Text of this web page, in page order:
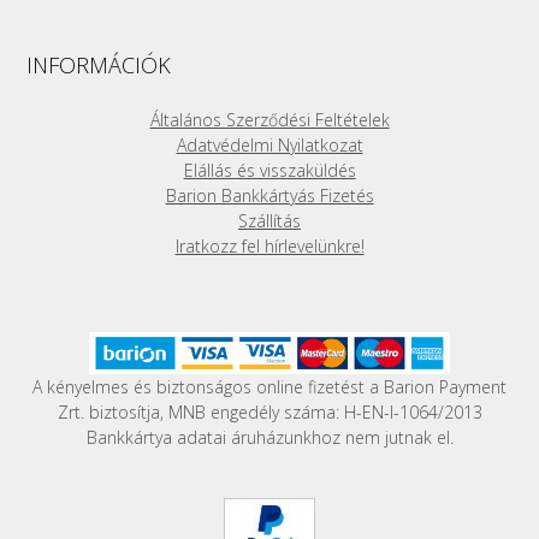
INFORMÁCIÓK
Általános Szerződési Feltételek
Adatvédelmi Nyilatkozat
Elállás és visszaküldés
Barion Bankkártyás Fizetés
Szállítás
Iratkozz fel hírlevelünkre!
A kényelmes és biztonságos online fizetést a Barion Payment
Zrt. biztosítja, MNB engedély száma: H-EN-I-1064/2013
Bankkártya adatai áruházunkhoz nem jutnak el.